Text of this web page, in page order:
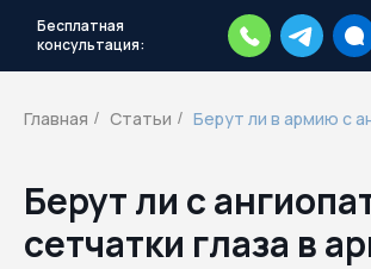
Бесплатная
консультация:
Главная / Статьи / Берут ли в армию с
Берут ли с
сетчатки глаза в
каждый день.
действий